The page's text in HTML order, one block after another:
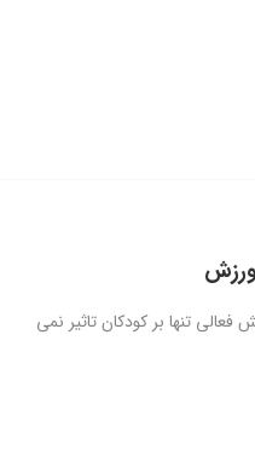
تنها بر کودکان تاثیر نمی